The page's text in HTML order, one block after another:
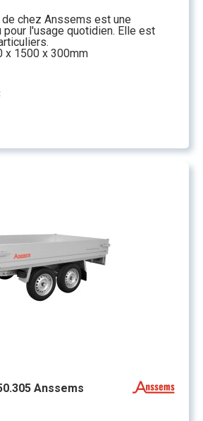
de chez Anssems est une
pour l'usage quotidien. Elle est
x 1500 x 300mm
Anssems